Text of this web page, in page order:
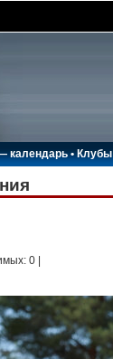
календарь•Клубы
0|